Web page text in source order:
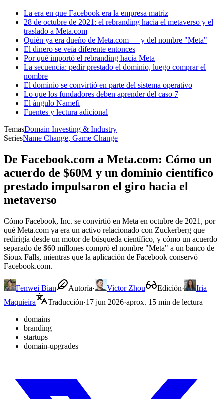
La era en que Facebook era la empresa matriz
28 de octubre de 2021: el rebranding hacia el metaverso y el
traslado a Meta.com
Quién ya era dueño de Meta.com — y del nombre "Meta"
El dinero se veía diferente entonces
Por qué importó el rebranding hacia Meta
La secuencia: pedir prestado el dominio, luego comprar el
nombre
El dominio se convirtió en parte del sistema operativo
Lo que los fundadores deben aprender del caso 7
El ángulo Namefi
Fuentes y lectura adicional
TemasDomain Investing & Industry
SeriesName Change, Game Change
De Facebook.com a Meta.com: Cómo un
acuerdo de $60M y un dominio científico
prestado impulsaron el giro hacia el
metaverso
Cómo Facebook, Inc. se convirtió en Meta en octubre de 2021, por
qué Meta.com ya era un activo relacionado con Zuckerberg que
redirigía desde un motor de búsqueda científico, y cómo un acuerdo
separado de $60 millones compró el nombre "Meta" a un banco de
Sioux Falls, mientras que la aplicación de Facebook conservó
Facebook.com.
Fenwei Bian Autoría· Victor Zhou Edición·
Iria
Maquieira
Traducción·17 jun 2026·aprox. 15 min de lectura
domains
branding
startups
domain-upgrades